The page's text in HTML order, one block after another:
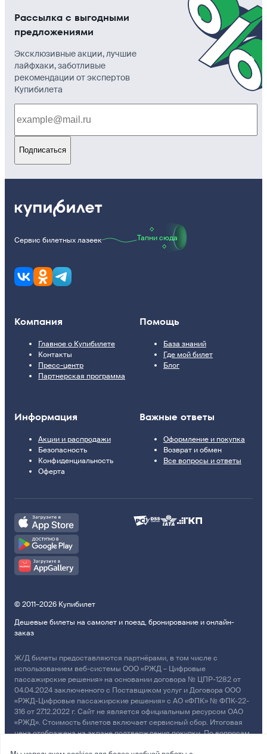
Рассылка с выгодными
предложениями
Эксклюзивные акции, лучшие
лайфхаки, заботливые
рекомендации от экспертов
Купибилета
Подписаться
Сервис билетных лазеек Тапни сюда
Компания
Главное о Купибилете
Контакты
Пресс-центр
Партнерская программа
Помощь
База знаний
Где мой билет
Блог
Информация
Акции и распродажи
Безопасность
Конфиденциальность
Оферта
Важные ответы
Оформление и покупка
Возврат и обмен
Все вопросы и ответы
© 2011–2026 Купибилет
Дешевые билеты на самолет и поезд, бронирование и онлайн-
заказ
Ж/Д билеты предоставляются партнёрами, в том числе с
использованием веб-системы ООО «РЖД – Цифровые
пассажирские решения» на основании договора № ЦПР-1282 от
04.04.2024 заключенного с Поставщиком услуг и Договора ООО
«РЖД-Цифровые пассажирские решения» с АО «ФПК» № ФПК-22-
316 от 27.12.2022 г. Сайт не является официальным ресурсом ОАО
«РЖД». Стоимость билетов включает сервисный сбор. Итоговая
цена отображена на экране подтверждения покупки. По вопросам